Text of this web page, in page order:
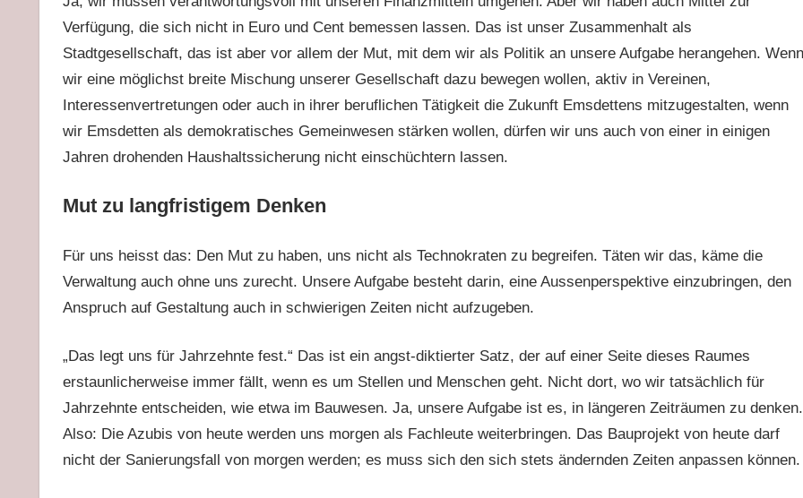
Verfügung, die sich nicht in Euro und Cent bemessen lassen. Das ist unser Zusammenhalt als
Stadtgesellschaft, das ist aber vor allem der Mut, mit dem wir als Politik an unsere Aufgabe herangehen. Wenn
wir eine möglichst breite Mischung unserer Gesellschaft dazu bewegen wollen, aktiv in Vereinen,
Interessenvertretungen oder auch in ihrer beruflichen Tätigkeit die Zukunft Emsdettens mitzugestalten, wenn
wir Emsdetten als demokratisches Gemeinwesen stärken wollen, dürfen wir uns auch von einer in einigen
Jahren drohenden Haushaltssicherung nicht einschüchtern lassen.
Mut zu langfristigem Denken
Für uns heisst das: Den Mut zu haben, uns nicht als Technokraten zu begreifen. Täten wir das, käme die
Verwaltung auch ohne uns zurecht. Unsere Aufgabe besteht darin, eine Aussenperspektive einzubringen, den
Anspruch auf Gestaltung auch in schwierigen Zeiten nicht aufzugeben.
„Das legt uns für Jahrzehnte fest.“ Das ist ein angst-diktierter Satz, der auf einer Seite dieses Raumes
erstaunlicherweise immer fällt, wenn es um Stellen und Menschen geht. Nicht dort, wo wir tatsächlich für
Jahrzehnte entscheiden, wie etwa im Bauwesen. Ja, unsere Aufgabe ist es, in längeren Zeiträumen zu denken.
Also: Die Azubis von heute werden uns morgen als Fachleute weiterbringen. Das Bauprojekt von heute darf
nicht der Sanierungsfall von morgen werden; es muss sich den sich stets ändernden Zeiten anpassen können.